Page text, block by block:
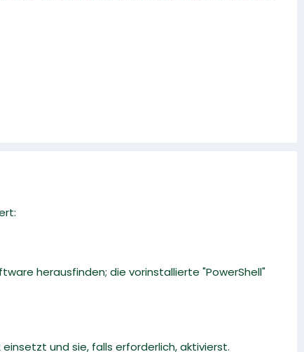
herausfinden; die vorinstallierte "PowerShell"
einsetzt und sie, falls erforderlich, aktivierst.